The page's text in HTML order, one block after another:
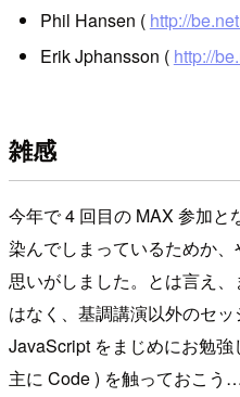
Phil Hansen ( http://
Erik Jphansson ( http://
雑感
今年で 4 回目の MAX 参加と
染んでしまっているためか
思いがしました。とは言え
はなく、基調講演以外のセ
JavaScript をまじめにお勉
主に Code ) を触っておこう